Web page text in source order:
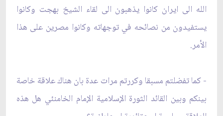
الله الى ايران كانوا يذهبون الى لقاء الشيخ بهجت وكانوا
يستفيدون من نصائحه في توجهاته وكانوا مصرين على هذا
الأمر.
- كما تفضلتم مسبقا وكررتم مرات عدة بان هناك علاقة خاصة
بينكم وبين القائد الثورة الإسلامية الإمام الخامنئي هل هذه